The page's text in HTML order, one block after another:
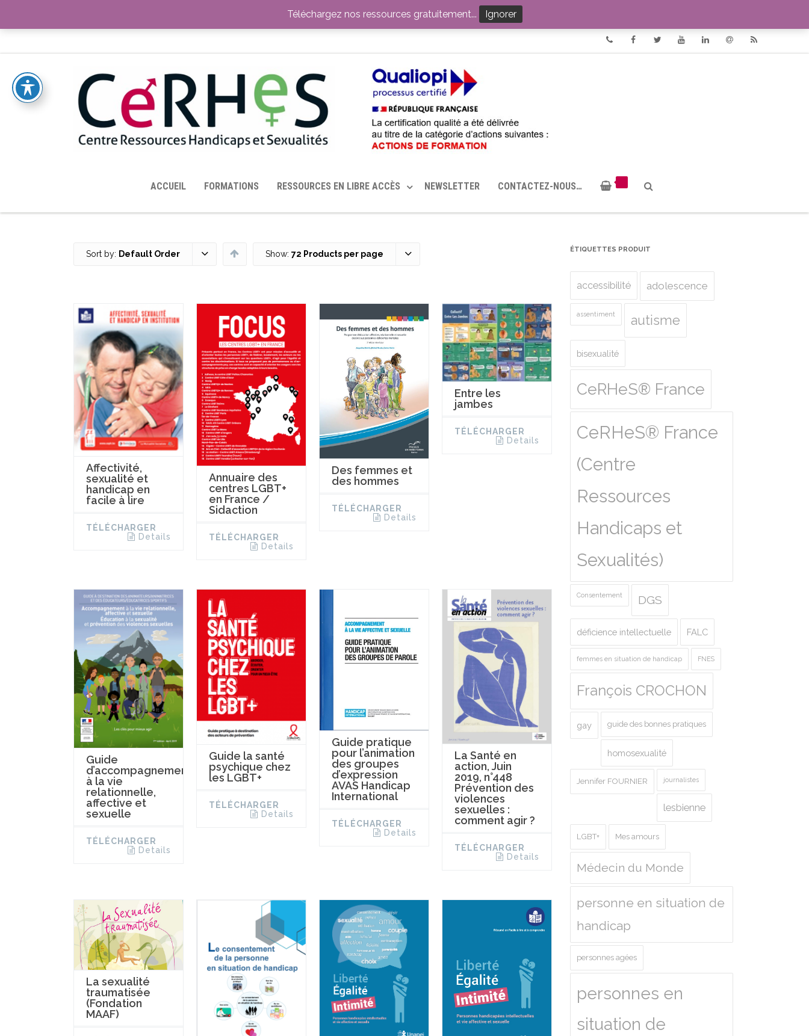
TOUTES LES RESSOURCES MISES À DISPOSITION PAR LE CERHES® FRANCE OUTILS EN SANTÉ SEXUELLE
ACCUEIL FORMATIONS RESSOURCES EN LIBRE ACCÈS NEWSLETTER CONTACTEZ-NOUS…
Sort by: Default Order Show: 72 Products per page
Affectivité,
sexualité et
handicap en
facile à lire
TÉLÉCHARGER
Details
Annuaire des
centres LGBT+
en France /
Sidaction
TÉLÉCHARGER
Details
Des femmes et
des hommes
TÉLÉCHARGER
Details
Entre les
jambes
TÉLÉCHARGER
Details
Guide
d’accompagnement
à la vie
relationnelle,
affective et
sexuelle
TÉLÉCHARGER
Details
Guide la santé
psychique chez
les LGBT+
TÉLÉCHARGER
Details
Guide pratique
pour l’animation
des groupes
d’expression
AVAS Handicap
International
TÉLÉCHARGER
Details
La Santé en
action, Juin
2019, n°448
Prévention des
violences
sexuelles :
comment agir ?
TÉLÉCHARGER
Details
La sexualité
traumatisée
(Fondation
MAAF)
ÉTIQUETTES PRODUIT
accessibilité adolescence
assentiment autisme
bisexualité
CeRHeS® France
CeRHeS® France
(Centre
Ressources
Handicaps et
Sexualités)
Consentement DGS
déficience intellectuelle FALC
femmes en situation de handicap FNES
François CROCHON
gay guide des bonnes pratiques
homosexualité
Jennifer FOURNIER journalistes
lesbienne
LGBT+ Mes amours
Médecin du Monde
personne en situation de
handicap
personnes agées
personnes en
situation de
Téléchargez nos ressources gratuitement... Ignorer